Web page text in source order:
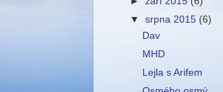
▼srpna 2015 (6)
Dav
MHD
Lejla s Arifem